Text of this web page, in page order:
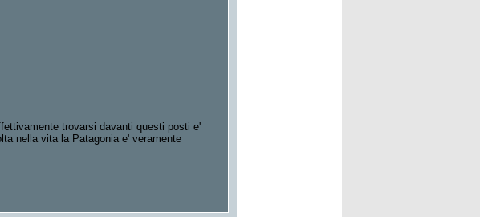
trovarsi davanti questi posti e'
nella vita la Patagonia e' veramente